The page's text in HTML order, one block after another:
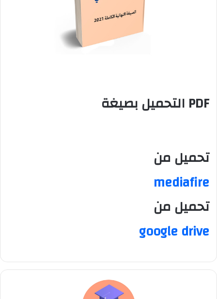
PDF التحميل بصيغة
تحميل من
mediafire
تحميل من
google drive